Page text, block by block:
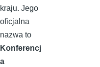
kraju. Jego
oficjalna
nazwa to
Konferencj
a